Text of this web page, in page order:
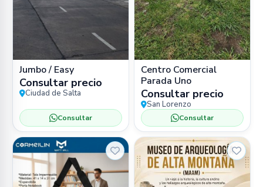
Jumbo / Easy
Consultar precio
Ciudad de Salta
Consultar
Centro Comercial
Parada Uno
Consultar precio
San Lorenzo
Consultar